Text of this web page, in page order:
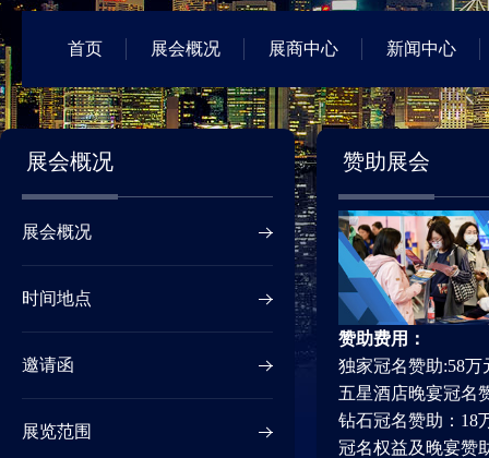
首页 展会概况 展商中心 新闻中心
展会概况
展会概况
时间地点
邀请函
展览范围
赞助展会
赞助费用：
独家冠名赞助:58万
五星酒店晚宴冠名
钻石冠名赞助：18
冠名权益及晚宴赞